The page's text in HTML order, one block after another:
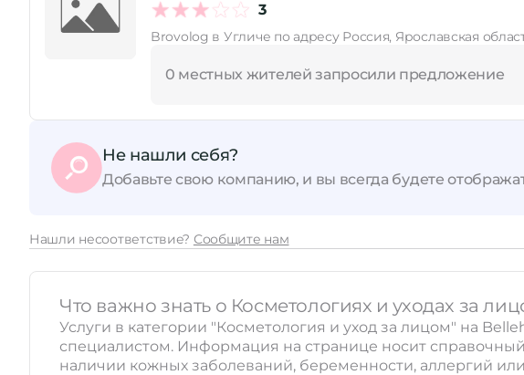
Принимает сертификаты
3
Brovolog в Угличе по адресу Россия, Ярославская
0 местных жителей запросили предложение
Не нашли себя?
Добавьте свою компанию, и вы всегда будете
Нашли несоответствие? Сообщите нам
Что важно знать о Косметологиях и уходах за
Услуги в категории "Косметология и уход за лицом" на
специалистом. Информация на странице носит
наличии кожных заболеваний, беременности, аллергий